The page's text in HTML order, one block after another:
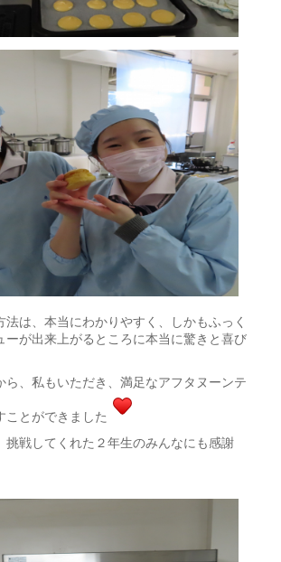
法は、本当にわかりやすく、しかもふっく
ーが出来上がるところに本当に驚きと喜び
ら、私もいただき、満足なアフタヌーンテ
ことができました
挑戦してくれた２年生のみんなにも感謝